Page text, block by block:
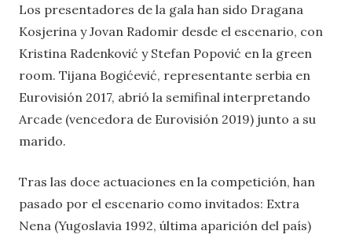
Los presentadores de la gala han sido Dragana
Kosjerina y Jovan Radomir desde el escenario, con
Kristina Radenković y Stefan Popović en la green
room. Tijana Bogićević, representante serbia en
Eurovisión 2017, abrió la semifinal interpretando
Arcade (vencedora de Eurovisión 2019) junto a su
marido.
Tras las doce actuaciones en la competición, han
pasado por el escenario como invitados: Extra
Nena (Yugoslavia 1992, última aparición del país)